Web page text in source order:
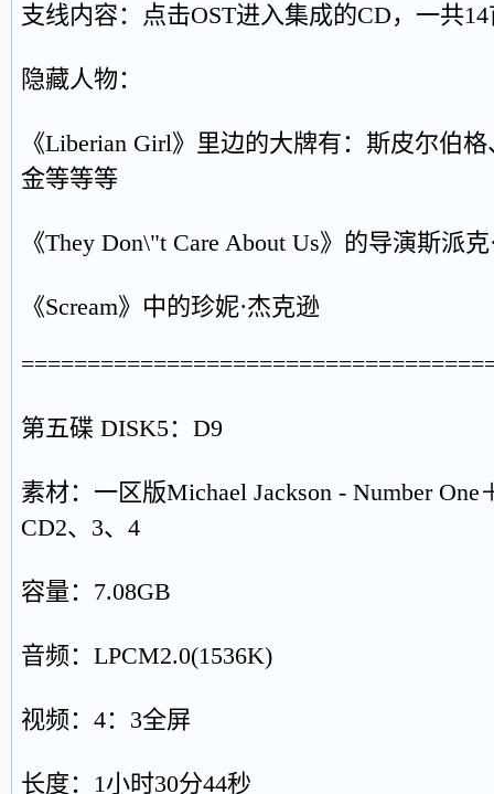
支线内容：点击OST进入集成的CD，一共
隐藏人物：
《Liberian Girl》里边的大牌有：斯皮尔伯
金等等等
《They Don\"t Care About Us》的导演斯派克
《Scream》中的珍妮·杰克逊
第五碟 DISK5：D9
素材：一区版Michael Jackson - Number
CD2、3、4
容量：7.08GB
音频：LPCM2.0(1536K)
视频：4：3全屏
长度：1小时30分44秒